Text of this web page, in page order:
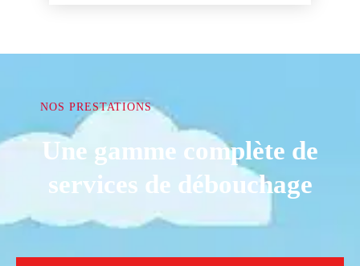
NOS PRESTATIONS
Une gamme complète de
services de débouchage